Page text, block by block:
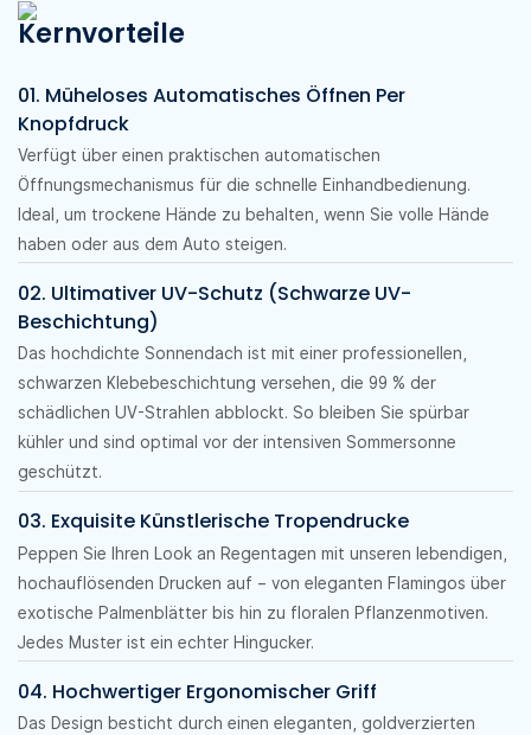
Kernvorteile
01. Müheloses Automatisches Öffnen Per
Knopfdruck
Verfügt über einen praktischen automatischen
Öffnungsmechanismus für die schnelle Einhandbedienung.
Ideal, um trockene Hände zu behalten, wenn Sie volle Hände
haben oder aus dem Auto steigen.
02. Ultimativer UV-Schutz (Schwarze UV-
Beschichtung)
Das hochdichte Sonnendach ist mit einer professionellen,
schwarzen Klebebeschichtung versehen, die 99 % der
schädlichen UV-Strahlen abblockt. So bleiben Sie spürbar
kühler und sind optimal vor der intensiven Sommersonne
geschützt.
03. Exquisite Künstlerische Tropendrucke
Peppen Sie Ihren Look an Regentagen mit unseren lebendigen,
hochauflösenden Drucken auf – von eleganten Flamingos über
exotische Palmenblätter bis hin zu floralen Pflanzenmotiven.
Jedes Muster ist ein echter Hingucker.
04. Hochwertiger Ergonomischer Griff
Das Design besticht durch einen eleganten, goldverzierten